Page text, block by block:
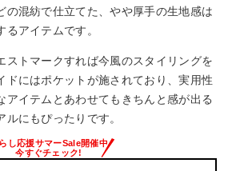
の混紡で仕立てた、やや厚手の生地感は
アイテムです。
ストマークすれば今風のスタイリングを
ドにはポケットが施されており、実用性
アイテムとあわせてもきちんと感が出る
にもぴったりです。